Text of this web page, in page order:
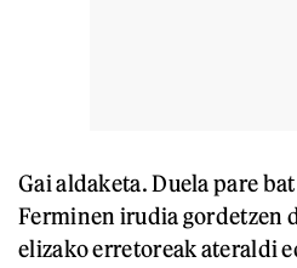
Gai aldaketa. Duela pare
Ferminen irudia gordetzen
elizako erretoreak ateraldi